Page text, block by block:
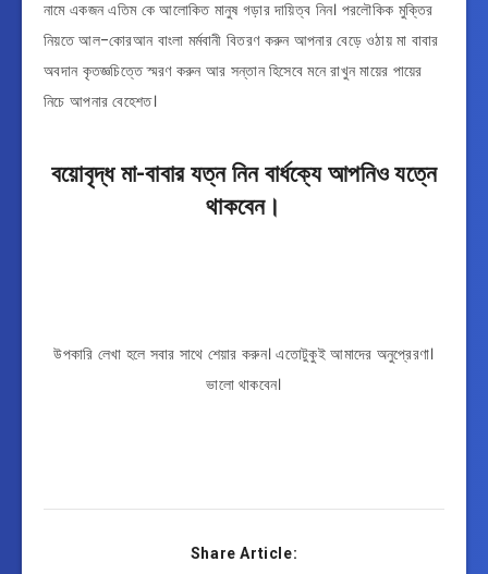
নামে একজন এতিম কে আলোকিত মানুষ গড়ার দায়িত্ব নিন। পরলৌকিক মুক্তির
নিয়তে আল-কোরআন বাংলা মর্মবানী বিতরণ করুন আপনার বেড়ে ওঠায় মা বাবার
অবদান কৃতজ্ঞচিত্তে স্মরণ করুন আর সন্তান হিসেবে মনে রাখুন মায়ের পায়ের
নিচে আপনার বেহেশত।
বয়োবৃদ্ধ মা-বাবার যত্ন নিন বার্ধক্যে আপনিও যত্নে
থাকবেন।
উপকারি লেখা হলে সবার সাথে শেয়ার করুন। এতোটুকুই আমাদের অনুপ্রেরণা।
ভালো থাকবেন।
Share Article: